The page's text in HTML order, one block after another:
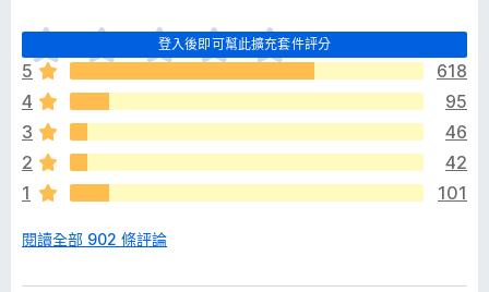
登入後即可幫此擴充套件評分
目
前
沒
有
評
分
5
618
4
95
3
46
2
42
1
101
閱讀全部 902 條評論